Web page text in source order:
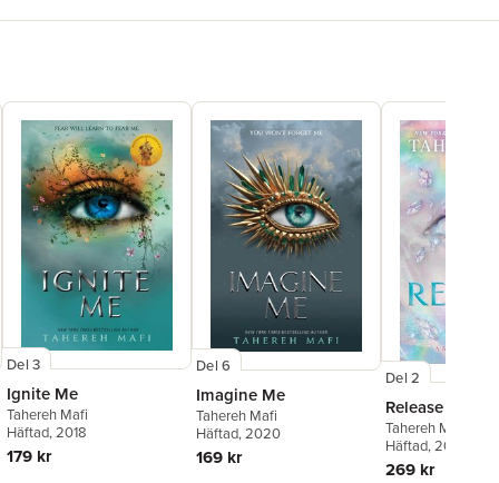
Del 3
Ignite Me
Tahereh Mafi
Häftad, 2018
179 kr
Del 6
Imagine Me
Tahereh Mafi
Häftad, 2020
169 kr
Del 2
Release Me
Tahereh Mafi
Häftad, 2026
269 kr